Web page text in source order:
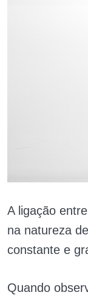
A ligação
na natureza
constante e
Quando